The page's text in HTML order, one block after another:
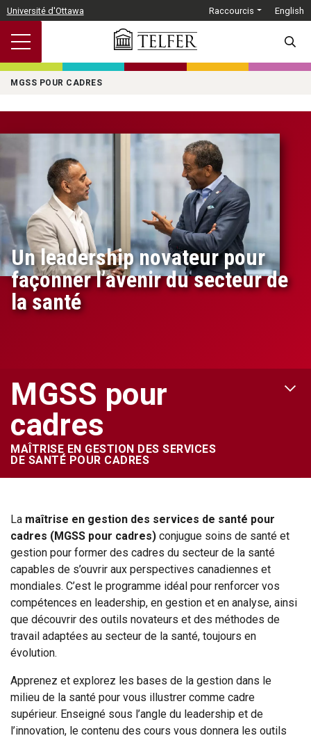
Passer au contenu principal
Université d'Ottawa Raccourcis English
MGSS POUR CADRES
Un leadership novateur pour
façonner l’avenir du secteur de
la santé
MGSS pour
cadres
MAÎTRISE EN GESTION DES SERVICES
DE SANTÉ POUR CADRES
La maîtrise en gestion des services de santé pour
cadres (MGSS pour cadres) conjugue soins de santé et
gestion pour former des cadres du secteur de la santé
capables de s’ouvrir aux perspectives canadiennes et
mondiales. C’est le programme idéal pour renforcer vos
compétences en leadership, en gestion et en analyse, ainsi
que découvrir des outils novateurs et des méthodes de
travail adaptées au secteur de la santé, toujours en
évolution.
Apprenez et explorez les bases de la gestion dans le
milieu de la santé pour vous illustrer comme cadre
supérieur. Enseigné sous l’angle du leadership et de
l’innovation, le contenu des cours vous donnera les outils